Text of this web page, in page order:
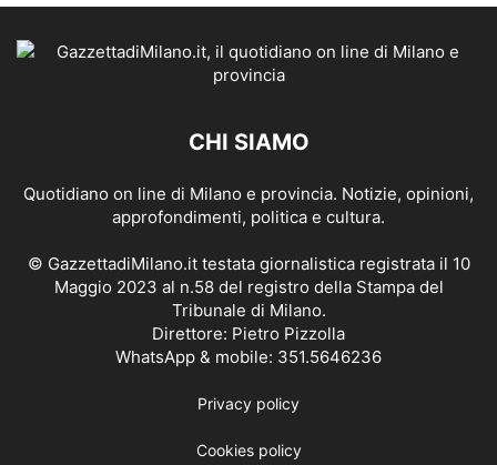
CHI SIAMO
Quotidiano on line di Milano e provincia. Notizie, opinioni,
approfondimenti, politica e cultura.
© GazzettadiMilano.it testata giornalistica registrata il 10
Maggio 2023 al n.58 del registro della Stampa del
Tribunale di Milano.
Direttore: Pietro Pizzolla
WhatsApp & mobile: 351.5646236
Privacy policy
Cookies policy